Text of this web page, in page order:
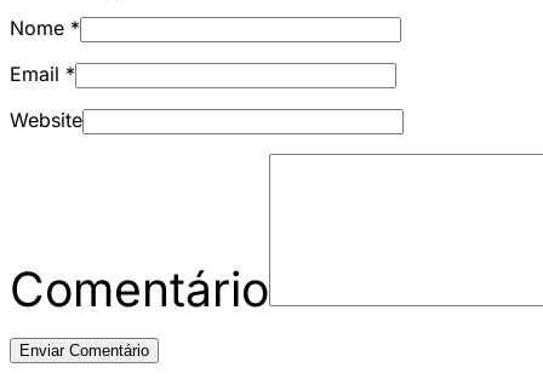
Nome *
Email *
Website
Comentário